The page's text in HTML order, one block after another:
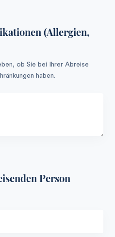
(Allergien,
ob Sie bei Ihrer Abreise
haben.
Person